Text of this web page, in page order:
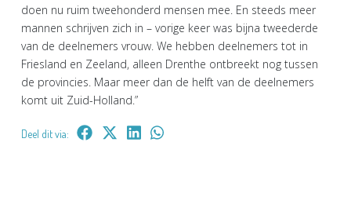
doen nu ruim tweehonderd mensen mee. En steeds meer
mannen schrijven zich in – vorige keer was bijna tweederde
van de deelnemers vrouw. We hebben deelnemers tot in
Friesland en Zeeland, alleen Drenthe ontbreekt nog tussen
de provincies. Maar meer dan de helft van de deelnemers
komt uit Zuid-Holland.”
Deel dit via: